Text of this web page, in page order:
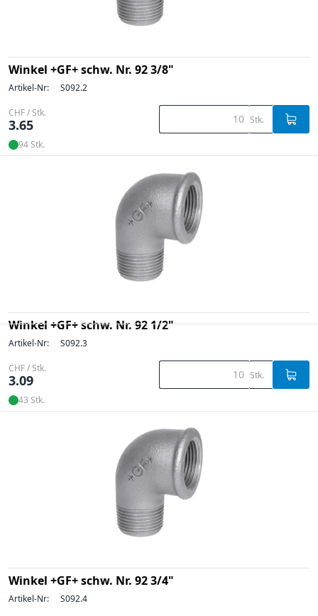
Winkel +GF+ schw. Nr. 92 3/8"
Artikel-Nr: S092.2
CHF / Stk.
3.65 Stk.
94 Stk.
Winkel +GF+ schw. Nr. 92 1/2"
Artikel-Nr: S092.3
CHF / Stk.
3.09 Stk.
43 Stk.
Winkel +GF+ schw. Nr. 92 3/4"
Artikel-Nr: S092.4